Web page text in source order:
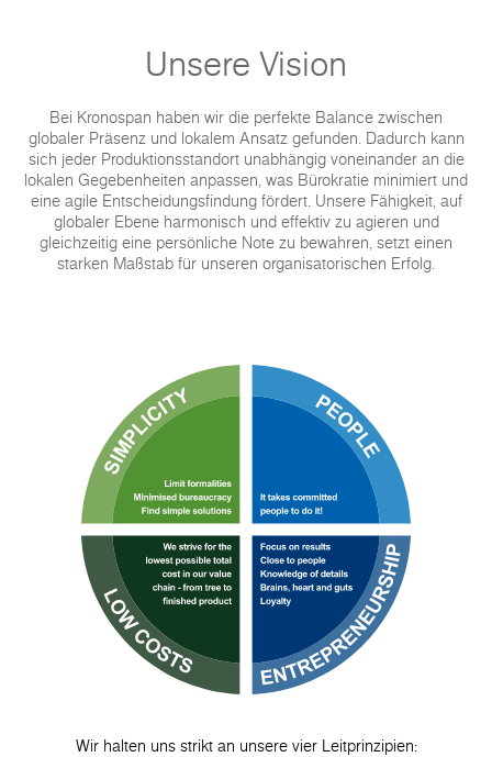
Unsere Vision
Bei Kronospan haben wir die perfekte Balance zwischen
globaler Präsenz und lokalem Ansatz gefunden. Dadurch kann
sich jeder Produktionsstandort unabhängig voneinander an die
lokalen Gegebenheiten anpassen, was Bürokratie minimiert und
eine agile Entscheidungsfindung fördert. Unsere Fähigkeit, auf
globaler Ebene harmonisch und effektiv zu agieren und
gleichzeitig eine persönliche Note zu bewahren, setzt einen
starken Maßstab für unseren organisatorischen Erfolg.
Wir halten uns strikt an unsere vier Leitprinzipien: